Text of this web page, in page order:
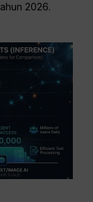
2026.